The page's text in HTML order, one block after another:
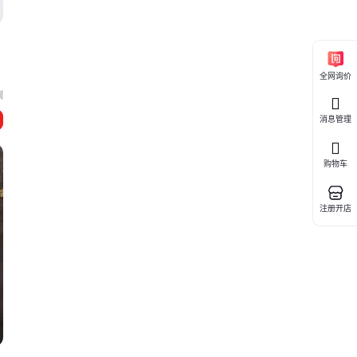
全网询价
消息管理
购物车
注册开店